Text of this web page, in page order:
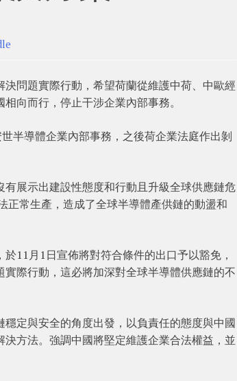
問題實際行動，希望荷蘭從維護中荷、中歐經
向而行，停止干涉企業內部事務。
半導體企業內部事務，之後荷企業法庭作出剝
展示出建設性態度和行動且升級全球供應鏈危
常生產，造成了全球半導體產供鏈的動盪和
11月1日宣佈將對符合條件的出口予以豁免，
際行動，這必將加深對全球半導體供應鏈的不
定與安全的角度出發，以負責任的態度與中國
方法。強調中國將堅定維護企業合法權益，並